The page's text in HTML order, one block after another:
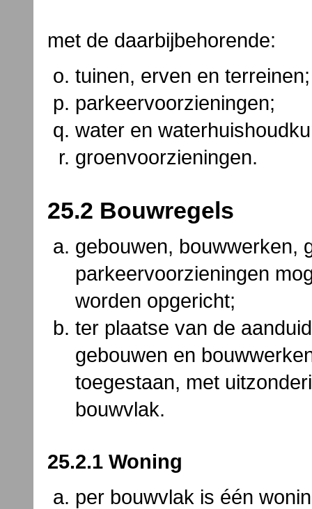
met de daarbijbehorende:
tuinen, erven en terreinen;
parkeervoorzieningen;
water en
groenvoorzieningen.
25.2 Bouwregels
gebouwen, bouwwerken,
parkeervoorzieningen
worden opgericht;
ter plaatse van de
gebouwen en
toegestaan, met
bouwvlak.
25.2.1 Woning
per bouwvlak is één